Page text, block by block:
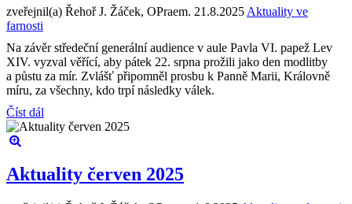
zveřejnil(a) Řehoř J. Žáček, OPraem. 21.8.2025 Aktuality ve
farnosti
Na závěr středeční generální audience v aule Pavla VI. papež Lev
XIV. vyzval věřící, aby pátek 22. srpna prožili jako den modlitby
a půstu za mír. Zvlášť připomněl prosbu k Panně Marii, Královně
míru, za všechny, kdo trpí následky válek.
Číst dál
Aktuality červen 2025